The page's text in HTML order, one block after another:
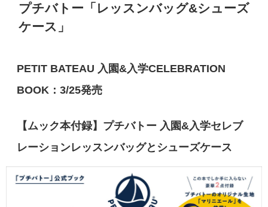
プチバトー「レッスンバッグ&シューズ
ケース」
PETIT BATEAU 入園&入学CELEBRATION
BOOK：3/25発売
【ムック本付録】プチバトー 入園&入学セレブ
レーションレッスンバッグとシューズケース